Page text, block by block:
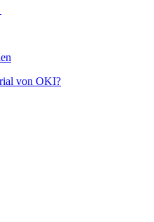
von OKI?